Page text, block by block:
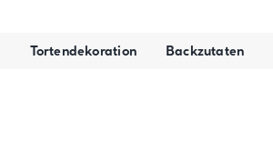
Tortendekoration Backzutaten